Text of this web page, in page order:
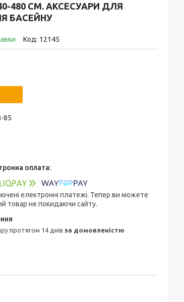
480 СМ. АКСЕСУАРИ ДЛЯ
БАСЕЙНУ
Код: 12145
85
електронні платежі. Тепер ви можете
товар не покидаючи сайту.
протягом 14 днів за домовленістю